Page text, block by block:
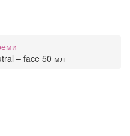
– face 50 мл